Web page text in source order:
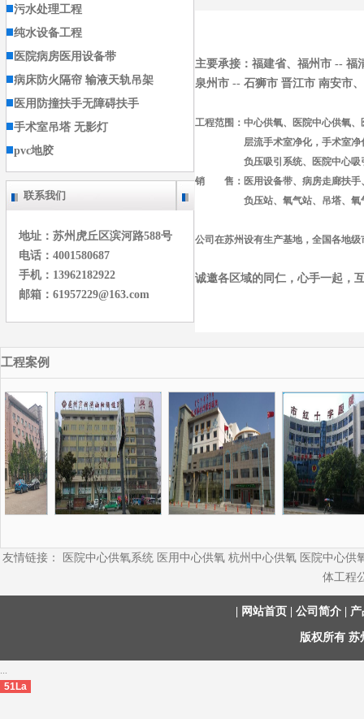
污水处理工程
纯水设备工程
医院病房医用设备带
病床防火隔帘 输液天轨吊架
医用防撞扶手无障碍扶手
手术室吊塔 无影灯
pvc地胶
联系我们
地址：苏州虎丘区滨河路588号
电话：4001580687
手机：13962182922
邮箱：61957229@163.com
主要承接：福建省、福州市 -- 福
泉州市 -- 石狮市 晋江市 南安市
工程范围：中心供氧、医院中心供氧
层流手术室净化，手术室
负压吸引系统、医院中心吸引
销 售：医用设备带、病房走廊扶手
负压站、氧气站、吊塔、氧
公司在苏州设有生产基地，全国各地
诚邀各区域的同仁，心手一起，
工程案例
友情链接： 医院中心供氧系统 医用中心供氧 杭州中心供氧 医院中心供
体工程
网站首页| 公司简介| 产
版权所有 苏
...
51La